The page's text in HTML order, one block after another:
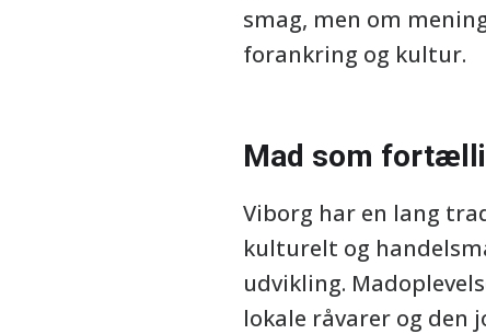
smag, men om
forankring og kultur.
Mad som
Viborg har en lang
kulturelt og
udvikling.
lokale råvarer og